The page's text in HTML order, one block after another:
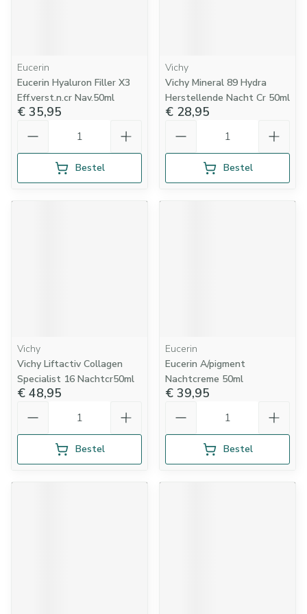
Eucerin
Eucerin Hyaluron Filler X3
Eff.verst.n.cr Nav.50ml
€ 35,95
Bestel
Vichy
Vichy Mineral 89 Hydra
Herstellende Nacht Cr 50ml
€ 28,95
Bestel
Vichy
Vichy Liftactiv Collagen
Specialist 16 Nachtcr50ml
€ 48,95
Bestel
Eucerin
Eucerin A/pigment
Nachtcreme 50ml
€ 39,95
Bestel